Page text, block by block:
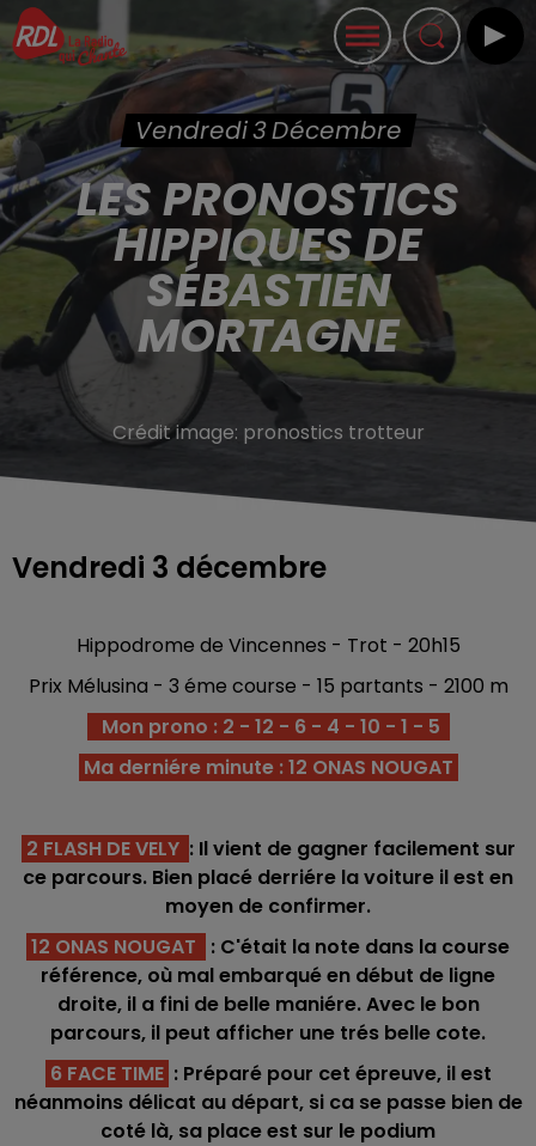
Vendredi 3 Décembre
LES PRONOSTICS
HIPPIQUES DE
SÉBASTIEN
MORTAGNE
Crédit image: pronostics trotteur
Vendredi 3 décembre
Hippodrome de Vincennes - Trot - 20h15
Prix Mélusina - 3 éme course - 15 partants - 2100 m
Mon prono : 2 - 12 - 6 - 4 - 10 - 1 - 5
Ma derniére minute : 12 ONAS NOUGAT
2 FLASH DE VELY : Il vient de gagner facilement sur
ce parcours. Bien placé derriére la voiture il est en
moyen de confirmer.
12 ONAS NOUGAT
: C'était la note dans la course
référence, où mal embarqué en début de ligne
droite, il a fini de belle maniére. Avec le bon
parcours, il peut afficher une trés belle cote.
6 FACE TIME : Préparé pour cet épreuve, il est
néanmoins délicat au départ, si ca se passe bien de
coté là, sa place est sur le podium